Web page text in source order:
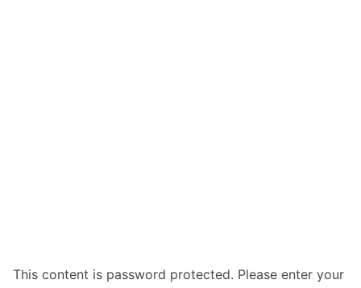
This content is password protected. Please enter your